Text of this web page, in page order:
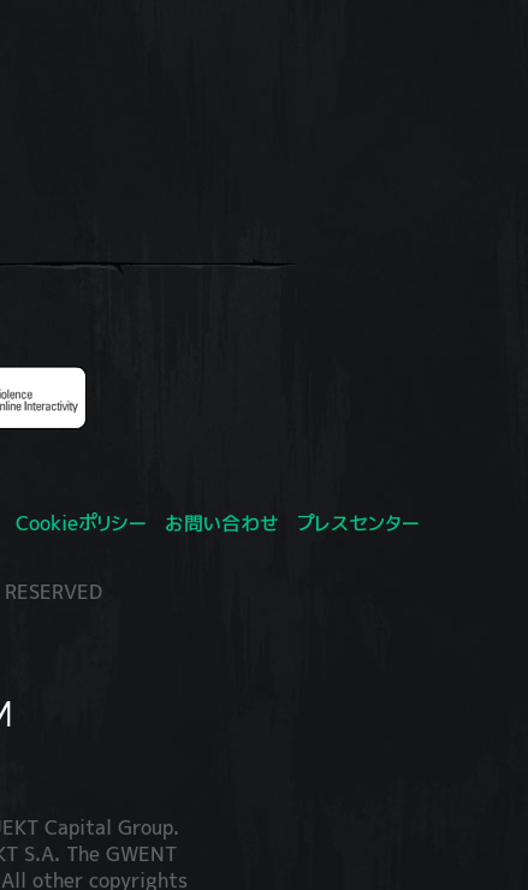
Cookieポリシー お問い合わせ
プレスセンター
Capital Group.
S.A. The GWENT
other copyrights